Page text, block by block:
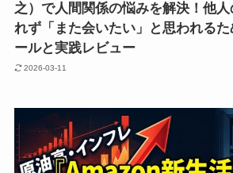
之）で人間関係の悩みを解決！他
れず「また会いたい」と思われる
ールと実践レビュー
2026-03-11